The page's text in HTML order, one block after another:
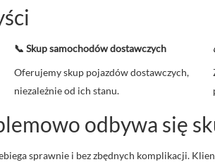
📞 Skup samochodów dostawczych
Oferujemy skup pojazdów dostawczych,
niezależnie od ich stanu.
odbywa się
sprawnie i bez zbędnych komplikacji.